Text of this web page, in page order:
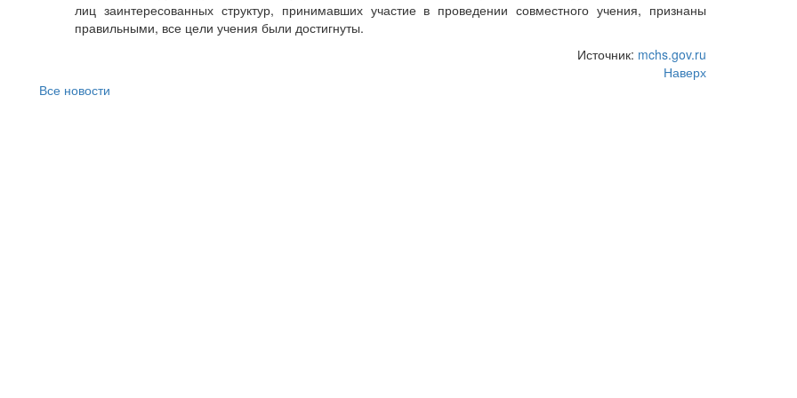
лиц заинтересованных структур, принимавших участие в проведении совместного учения, признаны
правильными, все цели учения были достигнуты.
Источник: mchs.gov.ru
Наверх
Все новости